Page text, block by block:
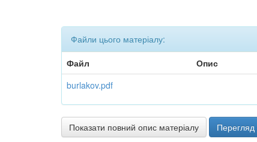
Файли цього матеріалу:
Файл
Опис
burlakov.pdf
Показати повний опис матеріалу Перегляд